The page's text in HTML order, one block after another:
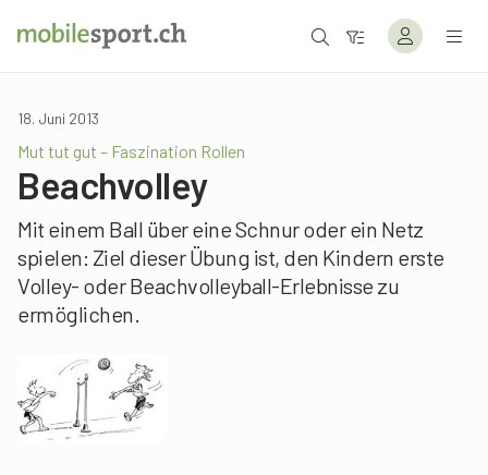
18. Juni 2013
Mut tut gut – Faszination Rollen
Beachvolley
Mit einem Ball über eine Schnur oder ein Netz
spielen: Ziel dieser Übung ist, den Kindern erste
Volley- oder Beachvolleyball-Erlebnisse zu
ermöglichen.